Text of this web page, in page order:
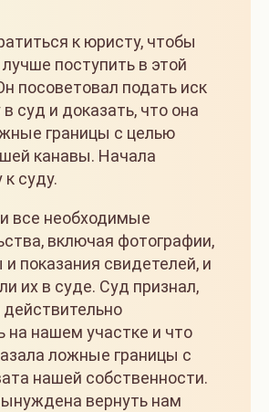
к юристу, чтобы
лучше поступить в этой
посоветовал подать иск
суд и доказать, что она
границы с целью
канавы. Начала
к суду.
все необходимые
включая фотографии,
показания свидетелей, и
их в суде. Суд признал,
действительно
на нашем участке и что
ложные границы с
нашей собственности.
вернуть нам